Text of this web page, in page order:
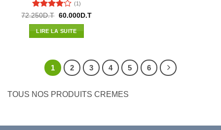
Note4
sur 5
(1)
72.250D.T Le
initial
était :
60.000D.TLe
LIRE LA SUITE
1 2 3 4 5 6
TOUS NOS PRODUITS CREMES